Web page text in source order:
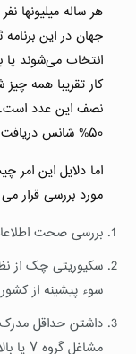
انتخاب می‌شوند یا
کار تقریبا همه
نصف این عدد است.
۵۰% شانس دریافت ویزا دارند.
اما دلایل این امر
مورد بررسی قرار
بررسی صحت
سکیوریتی چک از
سوء پیشینه از
داشتن حداقل مدرک
مشاغل گروه ۷ یا بالاتر در ۵ سال اخیر